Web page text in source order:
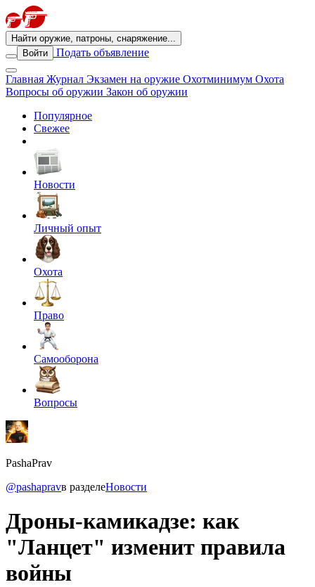
Найти оружие, патроны, снаряжение...
Войти
Подать объявление
Главная Журнал Экзамен на оружие Охотминимум Охота
Вопросы об оружии Закон об оружии
Популярное
Свежее
Новости
Личный опыт
Охота
Право
Самооборона
Вопросы
PashaPrav
@pashapravв разделеНовости
Дроны-камикадзе: как
"Ланцет" изменит правила
войны